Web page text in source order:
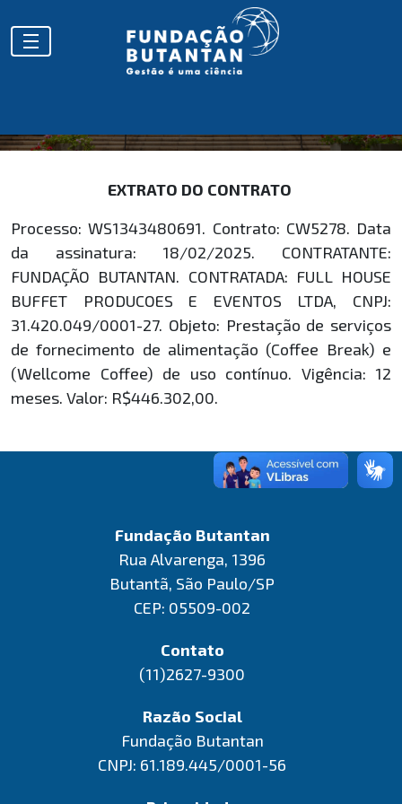
EXTRATOS
EXTRATO DO CONTRATO
Processo: WS1343480691. Contrato: CW5278. Data
da assinatura: 18/02/2025. CONTRATANTE:
FUNDAÇÃO BUTANTAN. CONTRATADA: FULL HOUSE
BUFFET PRODUCOES E EVENTOS LTDA, CNPJ:
31.420.049/0001-27. Objeto: Prestação de serviços
de fornecimento de alimentação (Coffee Break) e
(Wellcome Coffee) de uso contínuo. Vigência: 12
meses. Valor: R$446.302,00.
Fundação Butantan
Rua Alvarenga, 1396
Butantã, São Paulo/SP
CEP: 05509-002
Contato
(11)2627-9300
Razão Social
Fundação Butantan
CNPJ: 61.189.445/0001-56